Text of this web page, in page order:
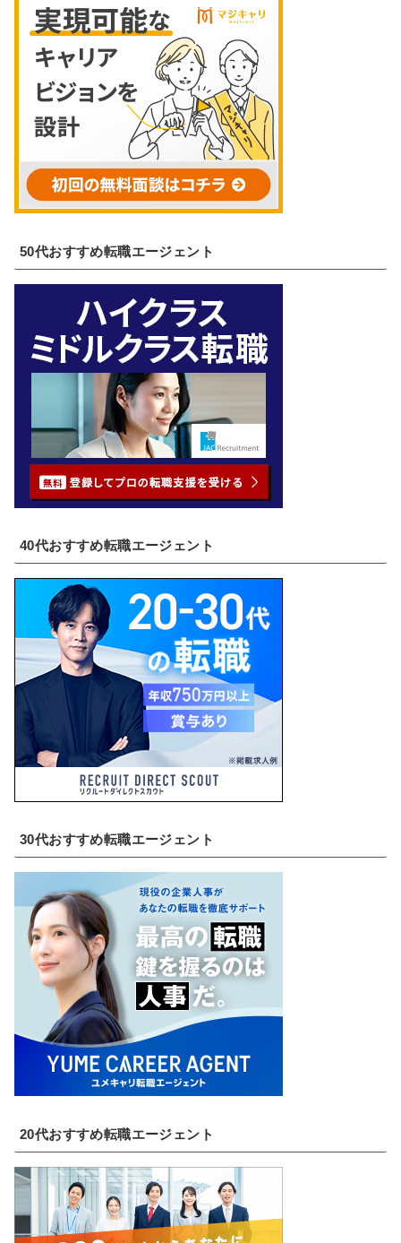
50代おすすめ転職エージェント
40代おすすめ転職エージェント
30代おすすめ転職エージェント
20代おすすめ転職エージェント